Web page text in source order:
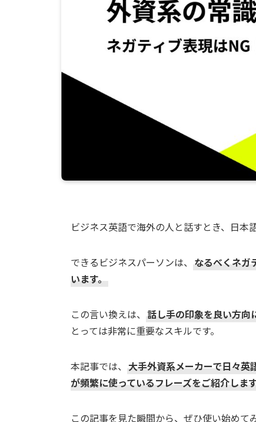
ビジネス英語で海外の人と話すとき、日本
できるビジネスパーソンは、 なるべくネガ
います。
この言い換えは、 話し手の印象を良い方向
とっては非常に重要なスキルです。
本記事では、 大手外資系メーカーで日々英
が頻繁に使っているフレーズをご紹介します
この記事を見た瞬間から、ぜひ使い始めて